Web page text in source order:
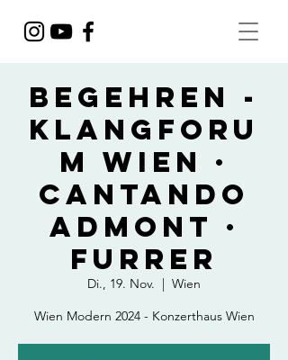
Begehren -
Klangforu
m Wien ·
Cantando
Admont ·
Furrer
Di., 19. Nov.
  |
Wien
Wien Modern 2024 - Konzerthaus Wien